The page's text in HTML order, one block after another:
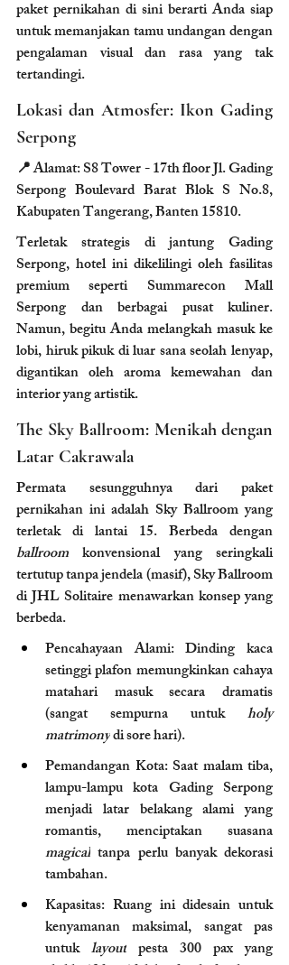
paket pernikahan di sini berarti Anda siap
untuk memanjakan tamu undangan dengan
pengalaman visual dan rasa yang tak
tertandingi.
Lokasi dan Atmosfer: Ikon Gading
Serpong
📍 Alamat: S8 Tower - 17th floor Jl. Gading
Serpong Boulevard Barat Blok S No.8,
Kabupaten Tangerang, Banten 15810.
Terletak strategis di jantung Gading
Serpong, hotel ini dikelilingi oleh fasilitas
premium seperti Summarecon Mall
Serpong dan berbagai pusat kuliner.
Namun, begitu Anda melangkah masuk ke
lobi, hiruk pikuk di luar sana seolah lenyap,
digantikan oleh aroma kemewahan dan
interior yang artistik.
The Sky Ballroom: Menikah dengan
Latar Cakrawala
Permata sesungguhnya dari paket
pernikahan ini adalah Sky Ballroom yang
ballroom konvensional yang seringkali
tertutup tanpa jendela (masif), Sky Ballroom
di JHL Solitaire menawarkan konsep yang
berbeda.
Pencahayaan Alami: Dinding kaca
setinggi plafon memungkinkan cahaya
matahari masuk secara dramatis
(sangat sempurna untuk holy
matrimony di sore hari).
Pemandangan Kota: Saat malam tiba,
lampu-lampu kota Gading Serpong
menjadi latar belakang alami yang
magical tanpa perlu banyak dekorasi
tambahan.
Kapasitas: Ruang ini didesain untuk
kenyamanan maksimal, sangat pas
untuk layout pesta 300 pax yang